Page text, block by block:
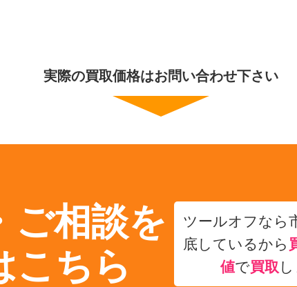
実際の買取価格はお問い合わせ下さい
ご相談を
こちら
ツールオフなら
底しているから
値で買取